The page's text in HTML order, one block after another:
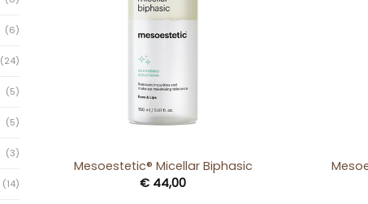
(6)
(24)
(5)
(5)
(3)
(14)
Mesoestetic® Micellar Biphasic
€ 44,00